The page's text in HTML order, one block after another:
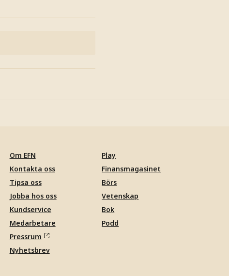
Om EFN
Kontakta oss
Tipsa oss
Jobba hos oss
Kundservice
Medarbetare
Pressrum
Nyhetsbrev
Play
Finansmagasinet
Börs
Vetenskap
Bok
Podd